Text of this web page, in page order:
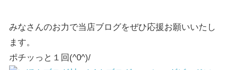
みなさんのお力で当店ブログをぜひ応援お願いいたし
ます。
ポチッっと１回(^0^)/